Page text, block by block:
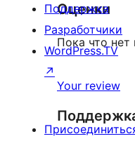
Оценки
Пока что нет
Your review
Поддержка
Разработчики
WordPress.TV
↗